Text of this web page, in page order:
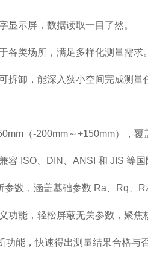
显示屏，数据读取一目了然。
各类场所，满足多样化测量需求。
拆卸，能深入狭小空间完成测量
（-200mm～+150mm），覆
容 ISO、DIN、ANSI 和 JIS 等
数，涵盖基础参数 Ra、Rq、
功能，轻松屏蔽无关参数，聚焦
功能，快速得出测量结果合格与否